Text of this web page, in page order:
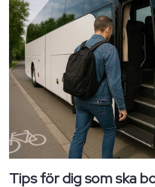
Tips för dig som ska